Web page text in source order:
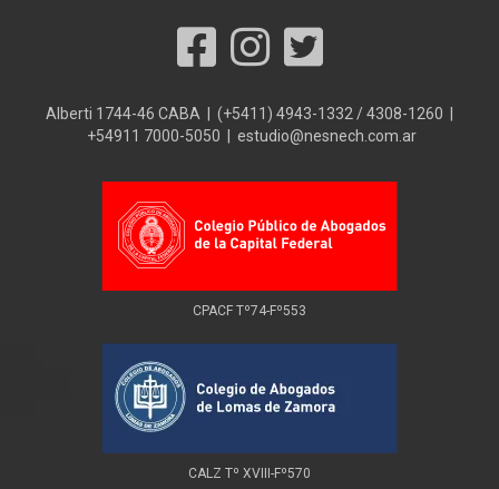
Alberti 1744-46 CABA | (+5411) 4943-1332 / 4308-1260 |
+54911 7000-5050 | estudio@nesnech.com.ar
CPACF Tº74-Fº553
CALZ Tº XVIII-Fº570